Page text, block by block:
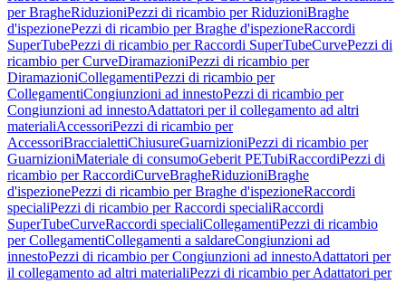
per BragheRiduzioniPezzi di ricambio per RiduzioniBraghe
d'ispezionePezzi di ricambio per Braghe d'ispezioneRaccordi
SuperTubePezzi di ricambio per Raccordi SuperTubeCurvePezzi di
ricambio per CurveDiramazioniPezzi di ricambio per
DiramazioniCollegamentiPezzi di ricambio per
CollegamentiCongiunzioni ad innestoPezzi di ricambio per
Congiunzioni ad innestoAdattatori per il collegamento ad altri
materialiAccessoriPezzi di ricambio per
AccessoriBraccialettiChiusureGuarnizioniPezzi di ricambio per
GuarnizioniMateriale di consumoGeberit PETubiRaccordiPezzi di
ricambio per RaccordiCurveBragheRiduzioniBraghe
d'ispezionePezzi di ricambio per Braghe d'ispezioneRaccordi
specialiPezzi di ricambio per Raccordi specialiRaccordi
SuperTubeCurveRaccordi specialiCollegamentiPezzi di ricambio
per CollegamentiCollegamenti a saldareCongiunzioni ad
innestoPezzi di ricambio per Congiunzioni ad innestoAdattatori per
il collegamento ad altri materialiPezzi di ricambio per Adattatori per